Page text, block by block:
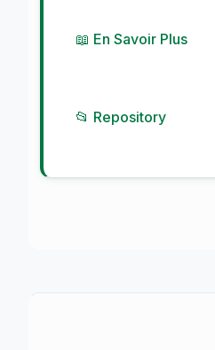
📖 En Savoir Plus
📂 Repository